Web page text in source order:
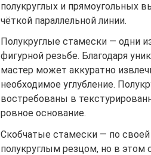
полукруглых и прямоугольных
чёткой параллельной линии.
Полукруглые стамески — одни
фигурной резьбе. Благодаря
мастер может аккуратно
необходимое углубление.
востребованы в
ровное основание.
Скобчатые стамески — по
полукруглым резцом, но в